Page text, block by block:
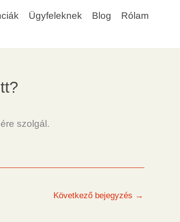
Ügyfeleknek Blog Rólam
szolgál.
Következő bejegyzés →